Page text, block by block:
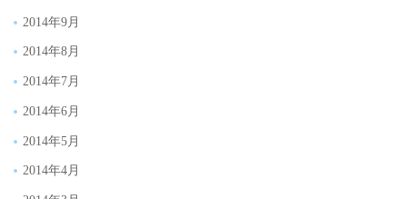
2014年9月
2014年8月
2014年7月
2014年6月
2014年5月
2014年4月